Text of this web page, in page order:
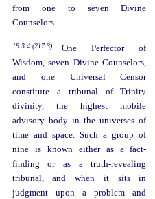
from one to seven Divine
Counselors.
19:3.4 (217.3)
One Perfector of
Wisdom, seven Divine Counselors,
and one Universal Censor
constitute a tribunal of Trinity
divinity, the highest mobile
advisory body in the universes of
time and space. Such a group of
nine is known either as a fact-
finding or as a truth-revealing
tribunal, and when it sits in
judgment upon a problem and